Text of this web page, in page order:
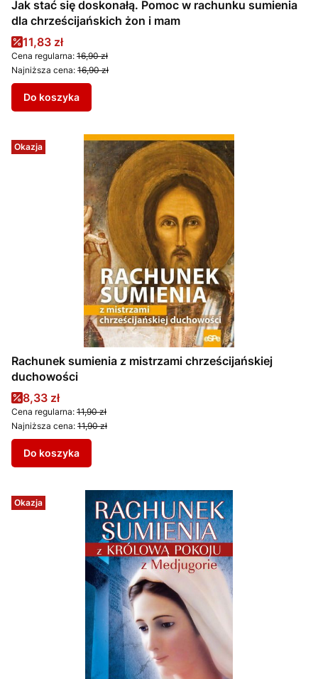
Jak stać się doskonałą. Pomoc w rachunku sumienia
dla chrześcijańskich żon i mam
Cena promocyjna
11,83 zł
Cena regularna: 16,90 zł
Najniższa cena: 16,90 zł
Do koszyka
Okazja
Rachunek sumienia z mistrzami chrześcijańskiej
duchowości
Cena promocyjna
8,33 zł
Cena regularna: 11,90 zł
Najniższa cena: 11,90 zł
Do koszyka
Okazja